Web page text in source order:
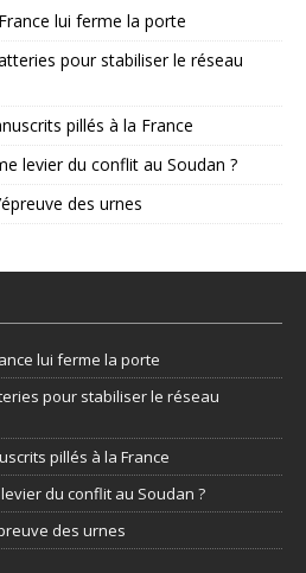
lui ferme la porte
pour stabiliser le réseau
pillés à la France
levier du conflit au Soudan ?
des urnes
lui ferme la porte
pour stabiliser le réseau
pillés à la France
du conflit au Soudan ?
des urnes